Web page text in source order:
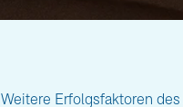
Weitere Erfolgsfaktoren